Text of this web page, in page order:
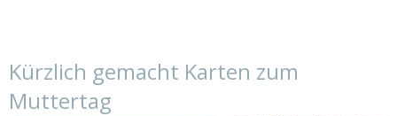
Kürzlich gemacht Karten zum
Muttertag